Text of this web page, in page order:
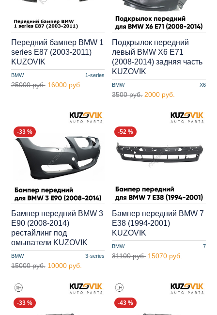
BMW 1-series
Передний бампер BMW 1
series E87 (2003-2011)
KUZOVIK
25000 руб. 16000 руб. BMW X6
Подкрылок передний
левый BMW X6 E71
(2008-2014) задняя часть
KUZOVIK
3500 руб. 2000 руб.
-33 %
BMW 3-series
Бампер передний BMW 3
E90 (2008-2014)
рестайлинг под
омыватели KUZOVIK
15000 руб. 10000 руб.
-52 %
BMW 7
Бампер передний BMW 7
E38 (1994-2001)
KUZOVIK
31100 руб. 15070 руб.
-33 % -43 %